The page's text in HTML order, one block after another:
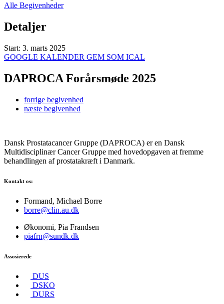
Alle Begivenheder
Detaljer
Start: 3. marts 2025
GOOGLE KALENDER GEM SOM ICAL
DAPROCA Forårsmøde 2025
forrige begivenhed
næste begivenhed
Dansk Prostatacancer Gruppe (DAPROCA) er en Dansk
Multidisciplinær Cancer Gruppe med hovedopgaven at fremme
behandlingen af prostatakræft i Danmark.
Kontakt os:
Formand, Michael Borre
borre@clin.au.dk
Økonomi, Pia Frandsen
piafrn@sundk.dk
Assosierede
DUS
DSKO
DURS